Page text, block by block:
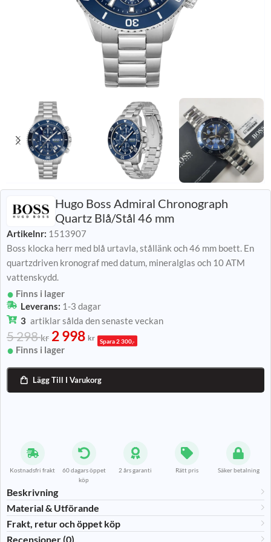
Hugo Boss Admiral Chronograph
Quartz Blå/Stål 46 mm
Artikelnr: 1513907
Boss klocka herr med blå urtavla, stållänk och 46 mm boett. En
quartzdriven kronograf med datum, mineralglas och 10 ATM
vattenskydd.
Finns i lager
Leverans: 1-3 dagar
3 artiklar sålda den senaste veckan
5 298kr 2 998 kr Spara 2 300,-
Finns i lager
 Lägg Till I Varukorg
Kostnadsfri frakt
60 dagars öppet
köp
2 års garanti Rätt pris Säker betalning
Beskrivning
Material & Utförande​
Frakt, retur och öppet köp
Recensioner (0)